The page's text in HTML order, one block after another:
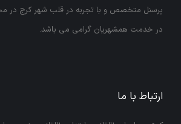
پرسنل متخصص و با تجربه در قلب شهر کرج در
در خدمت همشهریان گرامی می باشد.
ارتباط با ما